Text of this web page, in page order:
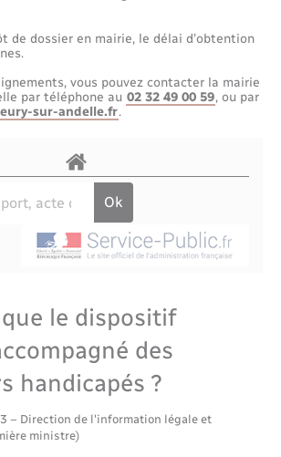
militaire
électrique
d’occupation de l’espace
de communes
de dossier en mairie, le délai d’obtention
vous pouvez contacter la mairie
par téléphone au 02 32 49 00 59, ou par
sur-andelle.fr.
le dispositif
des
handicapés ?
– Direction de l'information légale et
ministre)